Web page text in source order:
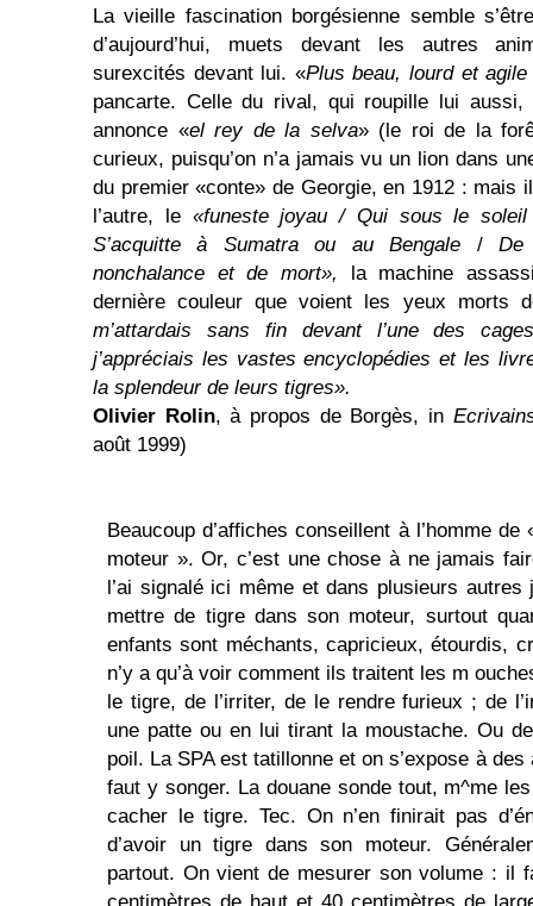
La vieille fascination borgésienne semble
d’aujourd’hui, muets devant les autres
surexcités devant lui. «Plus beau, lourd et
pancarte. Celle du rival, qui roupille lui aussi,
annonce «el rey de la selva» (le roi de la
curieux, puisqu’on n’a jamais vu un lion dans
du premier «conte» de Georgie, en 1912 : mais
l’autre, le «funeste joyau / Qui sous le
S’acquitte à Sumatra ou au Bengale /De
nonchalance et de mort», la machine
dernière couleur que voient les yeux morts
m’attardais sans fin devant l’une des
j’appréciais les vastes encyclopédies et les
la splendeur de leurs tigres».
Olivier Rolin, à propos de Borgès, in
août 1999)
Beaucoup d’affiches conseillent à l’homme
moteur ». Or, c’est une chose à ne jamais
l’ai signalé ici même et dans plusieurs
mettre de tigre dans son moteur, surtout
enfants sont méchants, capricieux, étourdis,
n’y a qu’à voir comment ils traitent les m
le tigre, de l’irriter, de le rendre furieux ; de
une patte ou en lui tirant la moustache. Ou
poil. La SPA est tatillonne et on s’expose à
faut y songer. La douane sonde tout, m^me
cacher le tigre. Tec. On n’en finirait pas
d’avoir un tigre dans son moteur.
partout. On vient de mesurer son volume : il